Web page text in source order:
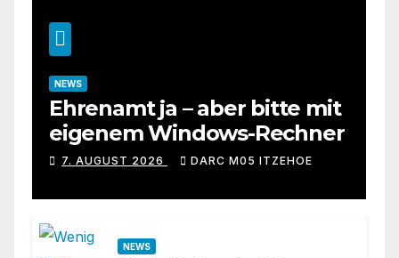
NEWS
Ehrenamt ja – aber bitte mit
eigenem Windows-Rechner
7. AUGUST 2026 DARC M05 ITZEHOE
NEWS